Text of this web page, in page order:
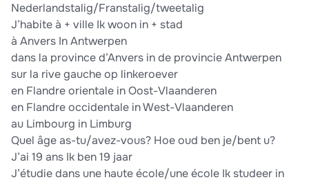
Nederlandstalig/Franstalig/tweetalig
J’habite à + ville Ik woon in + stad
à Anvers In Antwerpen
dans la province d’Anvers in de provincie Antwerpen
sur la rive gauche op linkeroever
en Flandre orientale in Oost-Vlaanderen
en Flandre occidentale in West-Vlaanderen
au Limbourg in Limburg
Quel âge as-tu/avez-vous? Hoe oud ben je/bent u?
J’ai 19 ans Ik ben 19 jaar
J’étudie dans une haute école/une école Ik studeer in